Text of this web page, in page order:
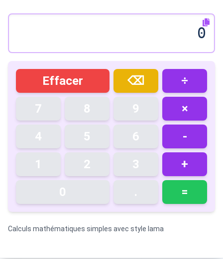
0
Effacer ⌫
÷
7
8 9
×
4
5 6
-
1
2 3
+
0
. =
Calculs mathématiques simples avec style lama